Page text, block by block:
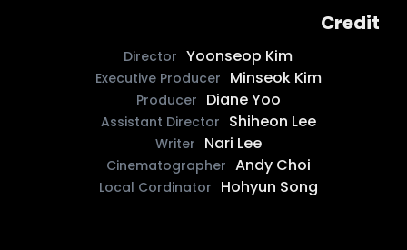
Credit
Director Yoonseop Kim
Executive Producer Minseok Kim
Producer Diane Yoo
Assistant Director Shiheon Lee
Writer Nari Lee
Cinematographer Andy Choi
Local Cordinator Hohyun Song